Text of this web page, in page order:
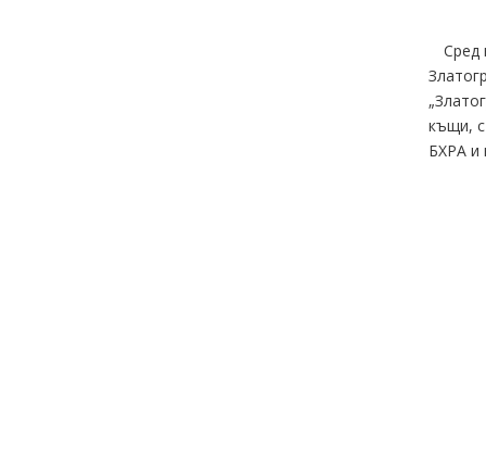
Сред
къщи,
БХРА и